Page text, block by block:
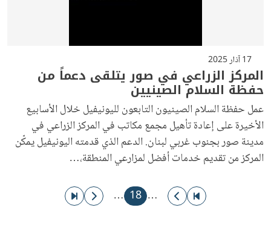
17 آذار 2025
المركز الزراعي في صور يتلقى دعماً من
حفظة السلام الصينيين
عمل حفظة السلام الصينيون التابعون لليونيفيل خلال الأسابيع
الأخيرة على إعادة تأهيل مجمع مكاتب في المركز الزراعي في
مدينة صور بجنوب غربي لبنان. الدعم الذي قدمته اليونيفيل يمكّن
المركز من تقديم خدمات أفضل لمزارعي المنطقة،…
ترقيم الصفحات
الذهاب إلى الصفحة الأولى
الذهاب إلى الصفحة السابقة
…
الصفحة الحاليّة
18
…
الذهاب إلى الصفحة التالية
الذهاب إلى الصفحة الأخيرة